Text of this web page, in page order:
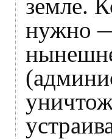
земле.
нужно